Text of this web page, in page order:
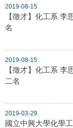
2019-08-15
【徵才】化工系
名
2019-08-15
【徵才】化工系
二名
2019-03-29
國立中興大學化學